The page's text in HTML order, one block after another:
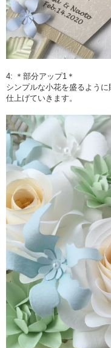
4: ＊部分アップ1＊
シンプルな小花を盛るよう
仕上げていきます。